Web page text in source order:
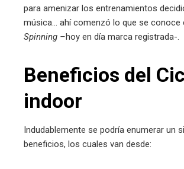
para amenizar los entrenamientos
música… ahí comenzó lo que se conoce
Spinning –hoy en día marca registrada-.
Beneficios del
indoor
Indudablemente se podría enumerar un
beneficios, los cuales van desde: